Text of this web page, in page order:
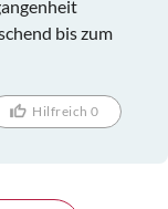
bis zum
Hilfreich 0